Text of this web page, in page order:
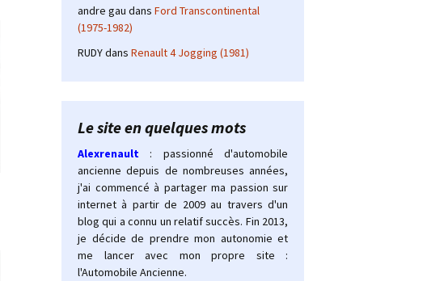
andre gau dans Ford Transcontinental
(1975-1982)
RUDYdans Renault 4 Jogging (1981)
Le site en quelques mots
Alexrenault
: passionné d'automobile
ancienne depuis de nombreuses années,
j'ai commencé à partager ma passion sur
internet à partir de 2009 au travers d'un
blog qui a connu un relatif succès. Fin 2013,
je décide de prendre mon autonomie et
me lancer avec mon propre site :
l'Automobile Ancienne.